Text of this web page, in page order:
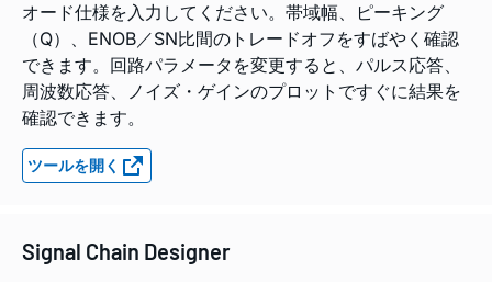
オード仕様を入力してください。帯域幅、ピーキング
（Q）、ENOB／SN比間のトレードオフをすばやく確認
できます。回路パラメータを変更すると、パルス応答、
周波数応答、ノイズ・ゲインのプロットですぐに結果を
確認できます。
ツールを開く
Signal Chain Designer